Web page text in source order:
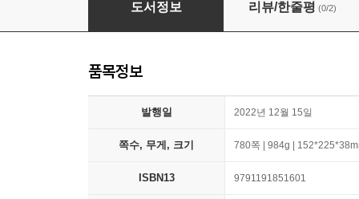
도서정보 리뷰/한줄평 (0/2)
품목정보
발행일 2022년 12월 15일
쪽수, 무게, 크기 780쪽 | 984g |
ISBN13 9791191851601